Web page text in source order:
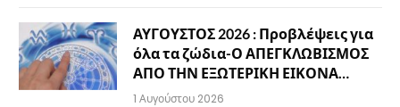
ΑΥΓΟΥΣΤΟΣ 2026 : Προβλέψεις για
όλα τα ζώδια-Ο ΑΠΕΓΚΛΩΒΙΣΜΟΣ
ΑΠΟ ΤΗΝ ΕΞΩΤΕΡΙΚΗ ΕΙΚΟΝΑ…
1 Αυγούστου 2026